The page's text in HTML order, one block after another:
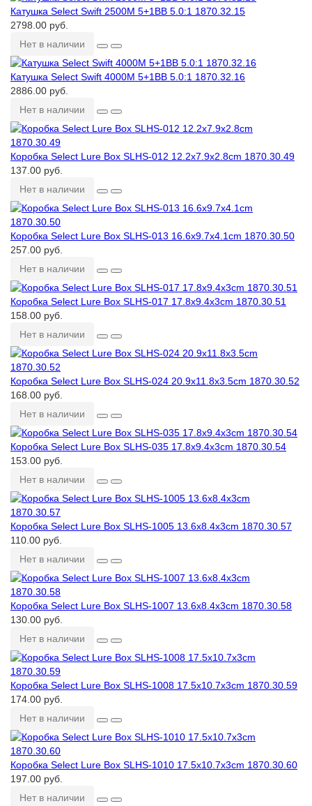
Катушка Select Swift 2500M 5+1BB 5.0:1 1870.32.15
2798.00 руб.
Нет в наличии
Катушка Select Swift 4000M 5+1BB 5.0:1 1870.32.16
2886.00 руб.
Нет в наличии
Коробка Select Lure Box SLHS-012 12.2х7.9х2.8cm 1870.30.49
137.00 руб.
Нет в наличии
Коробка Select Lure Box SLHS-013 16.6х9.7х4.1cm 1870.30.50
257.00 руб.
Нет в наличии
Коробка Select Lure Box SLHS-017 17.8х9.4х3cm 1870.30.51
158.00 руб.
Нет в наличии
Коробка Select Lure Box SLHS-024 20.9x11.8x3.5cm 1870.30.52
168.00 руб.
Нет в наличии
Коробка Select Lure Box SLHS-035 17.8х9.4х3cm 1870.30.54
153.00 руб.
Нет в наличии
Коробка Select Lure Box SLHS-1005 13.6x8.4x3cm 1870.30.57
110.00 руб.
Нет в наличии
Коробка Select Lure Box SLHS-1007 13.6x8.4x3cm 1870.30.58
130.00 руб.
Нет в наличии
Коробка Select Lure Box SLHS-1008 17.5x10.7x3cm 1870.30.59
174.00 руб.
Нет в наличии
Коробка Select Lure Box SLHS-1010 17.5x10.7x3cm 1870.30.60
197.00 руб.
Нет в наличии